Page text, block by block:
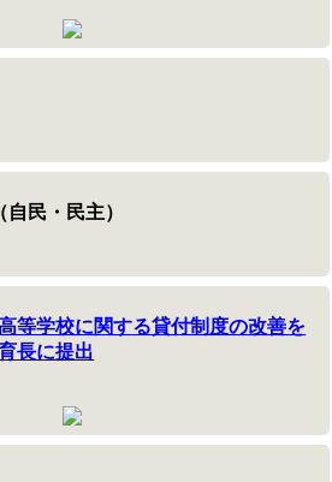
民・民主）
等学校に関する貸付制度の改善を
長に提出